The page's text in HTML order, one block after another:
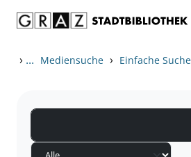
› ... Mediensuche › Einfache Suche